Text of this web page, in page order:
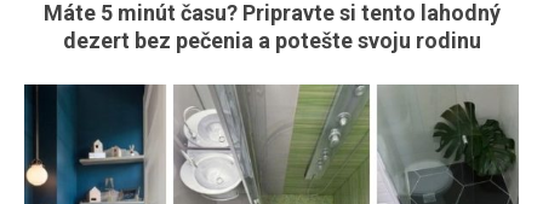
Máte 5 minút času? Pripravte si tento lahodný
dezert bez pečenia a potešte svoju rodinu